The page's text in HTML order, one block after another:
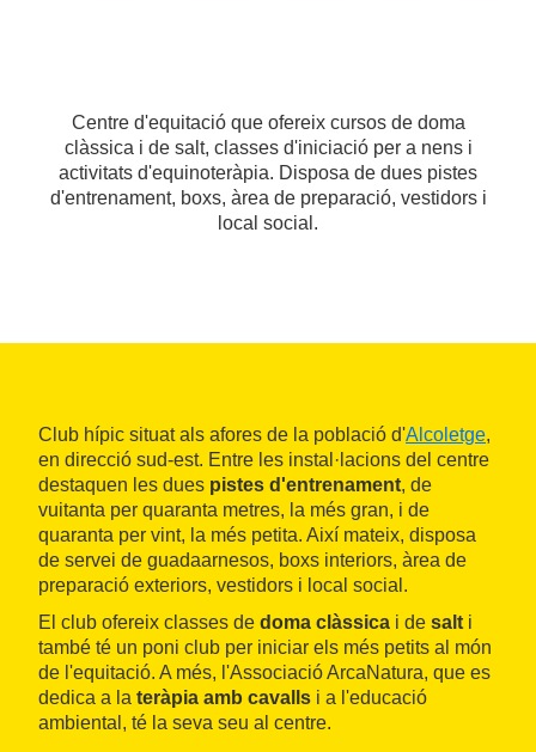
Centre d'equitació que ofereix cursos de doma
clàssica i de salt, classes d'iniciació per a nens i
activitats d'equinoteràpia. Disposa de dues pistes
d'entrenament, boxs, àrea de preparació, vestidors i
local social.
Club hípic situat als afores de la població d'Alcoletge,
en direcció sud-est. Entre les instal·lacions del centre
destaquen les dues pistes d'entrenament, de
vuitanta per quaranta metres, la més gran, i de
quaranta per vint, la més petita. Així mateix, disposa
de servei de guadaarnesos, boxs interiors, àrea de
preparació exteriors, vestidors i local social.
El club ofereix classes de doma clàssica i de salt i
també té un poni club per iniciar els més petits al món
de l'equitació. A més, l'Associació ArcaNatura, que es
dedica a la teràpia amb cavalls i a l'educació
ambiental, té la seva seu al centre.